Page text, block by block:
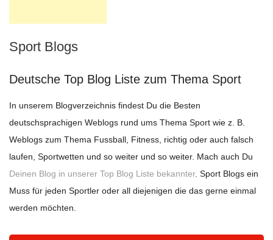
Sport Blogs
Deutsche Top Blog Liste zum Thema Sport
In unserem Blogverzeichnis findest Du die Besten
deutschsprachigen Weblogs rund ums Thema Sport wie z. B.
Weblogs zum Thema Fussball, Fitness, richtig oder auch falsch
laufen, Sportwetten und so weiter und so weiter. Mach auch Du
Deinen Blog in unserer Top Blog Liste bekannter. Sport Blogs ein
Muss für jeden Sportler oder all diejenigen die das gerne einmal
werden möchten.